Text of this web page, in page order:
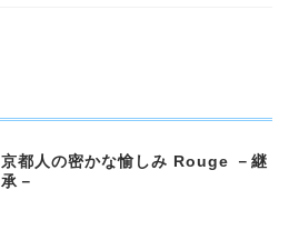
京都人の密かな愉しみ Rouge －継
承－